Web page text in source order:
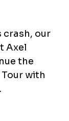
crash, our
Axel
the
with